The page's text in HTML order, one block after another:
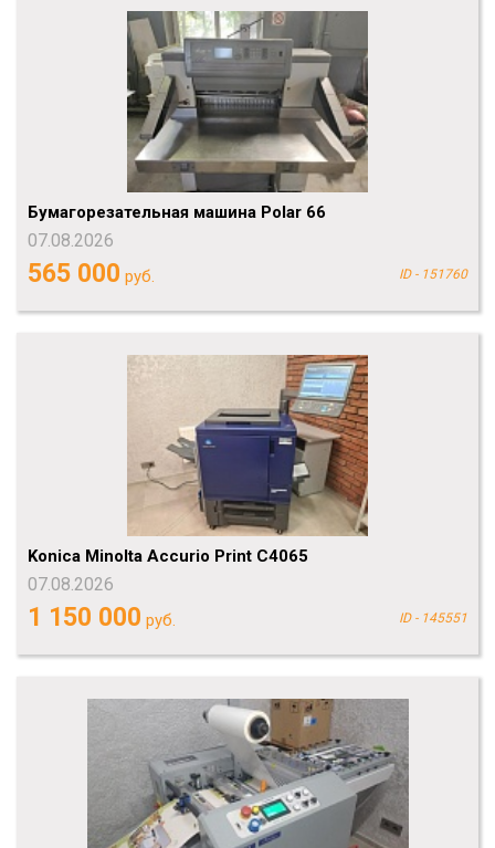
Бумагорезательная машина Polar 66
07.08.2026
565 000 руб. ID - 151760
Konica Minolta Accurio Print C4065
07.08.2026
1 150 000 руб. ID - 145551